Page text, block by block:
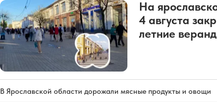
На
4 августа
летние
В Ярославской области дорожали мясные продукты и овощи